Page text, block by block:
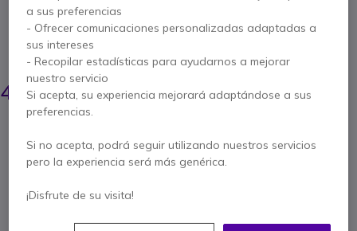
pantallas Yealink MeetingDisplay de 65, 75 y 86
pulgadas.
AHORRA 4,00 €
49,95 €
45,95 € s/Iva - 55,60 € Iva incl.
a sus preferencias
- Ofrecer comunicaciones personalizadas adaptadas a
sus intereses
- Recopilar estadísticas para ayudarnos a mejorar
nuestro servicio
Si acepta, su experiencia mejorará adaptándose a sus
preferencias.
Si no acepta, podrá seguir utilizando nuestros servicios
pero la experiencia será más genérica.
¡Disfrute de su visita!